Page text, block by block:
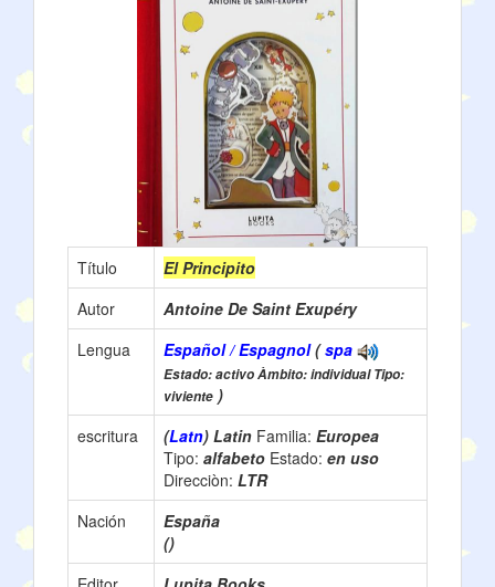
Título
El Principito
Autor
Antoine De Saint Exupéry
Lengua
Español / Espagnol(spa
Estado: activo Àmbito: individual Tipo:
viviente )
escritura
(Latn) Latin Familia: Europea
Tipo: alfabeto Estado: en uso
Direcciòn: LTR
Nación
España
()